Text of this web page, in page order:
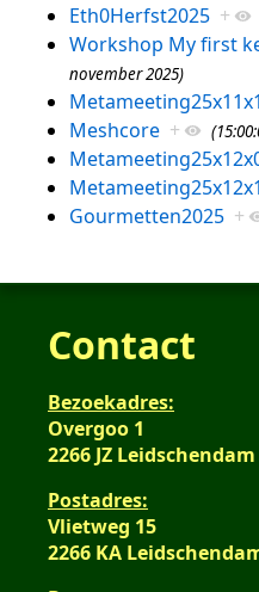
Eth0Herfst2025 +
Workshop My first
november 2025)
Meshcore +
Gourmetten2025 +
Contact
Bezoekadres:
Overgoo 1
2266 JZ Leidschendam
Postadres:
Vlietweg 15
2266 KA